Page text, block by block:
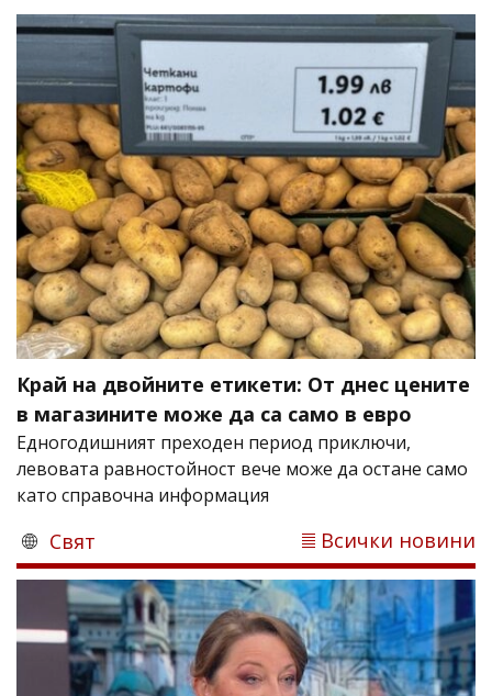
Край на двойните етикети: От днес цените
в магазините може да са само в евро
Едногодишният преходен период приключи,
левовата равностойност вече може да остане само
като справочна информация
Свят Всички новини